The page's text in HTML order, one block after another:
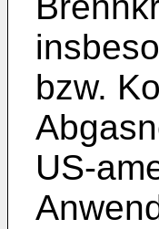
bzw.
US-